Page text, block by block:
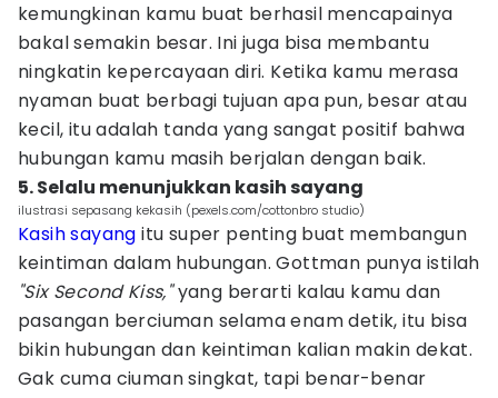
kemungkinan kamu buat berhasil mencapainya
bakal semakin besar. Ini juga bisa membantu
ningkatin kepercayaan diri. Ketika kamu merasa
nyaman buat berbagi tujuan apa pun, besar atau
kecil, itu adalah tanda yang sangat positif bahwa
hubungan kamu masih berjalan dengan baik.
5. Selalu menunjukkan kasih sayang
ilustrasi sepasang kekasih (pexels.com/cottonbro studio)
Kasih sayang itu super penting buat membangun
keintiman dalam hubungan. Gottman punya istilah
"Six Second Kiss,"yang berarti kalau kamu dan
pasangan berciuman selama enam detik, itu bisa
bikin hubungan dan keintiman kalian makin dekat.
Gak cuma ciuman singkat, tapi benar-benar